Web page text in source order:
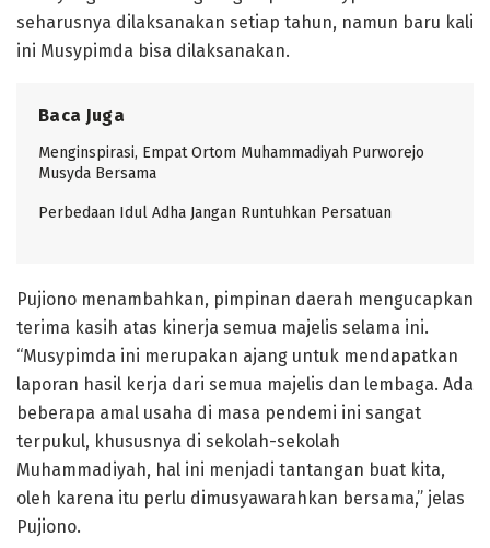
seharusnya dilaksanakan setiap tahun, namun baru kali
ini Musypimda bisa dilaksanakan.
Baca Juga
Menginspirasi, Empat Ortom Muhammadiyah Purworejo
Musyda Bersama
Perbedaan Idul Adha Jangan Runtuhkan Persatuan
Pujiono menambahkan, pimpinan daerah mengucapkan
terima kasih atas kinerja semua majelis selama ini.
“Musypimda ini merupakan ajang untuk mendapatkan
laporan hasil kerja dari semua majelis dan lembaga. Ada
beberapa amal usaha di masa pendemi ini sangat
terpukul, khususnya di sekolah-sekolah
Muhammadiyah, hal ini menjadi tantangan buat kita,
oleh karena itu perlu dimusyawarahkan bersama,” jelas
Pujiono.